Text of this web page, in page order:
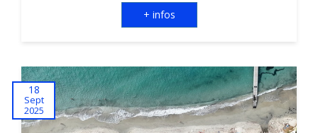
+ infos
18
Sept
2025